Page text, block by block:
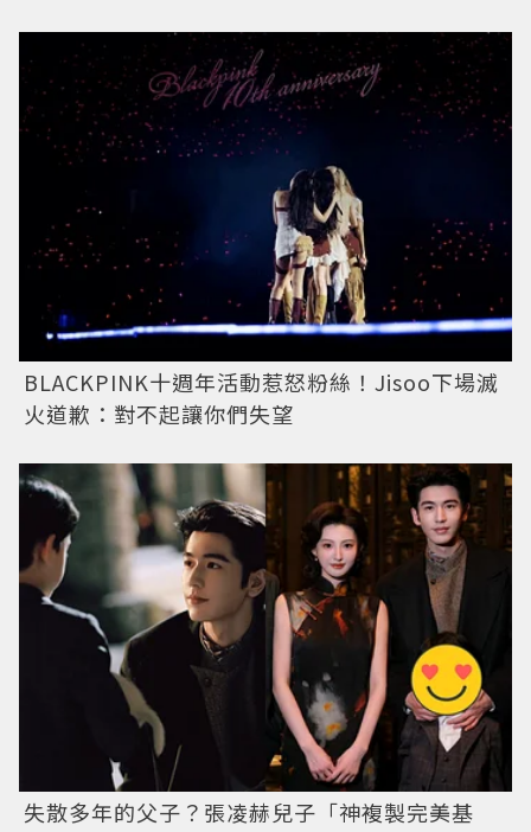
BLACKPINK十週年活動惹怒粉絲！Jisoo下場滅
火道歉：對不起讓你們失望
失散多年的父子？張凌赫兒子「神複製完美基